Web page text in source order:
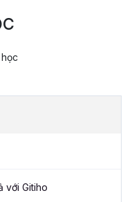
với Gitiho